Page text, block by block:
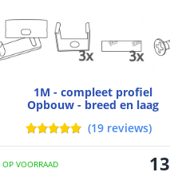
1M - compleet profiel
Opbouw - breed en laag
(19 reviews)
OP VOORRAAD 13